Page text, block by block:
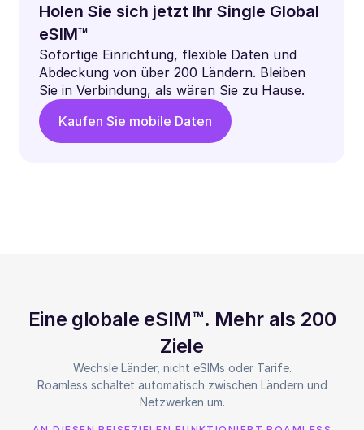
Holen Sie sich jetzt Ihr Single Global
eSIM™
Sofortige Einrichtung, flexible Daten und
Abdeckung von über 200 Ländern. Bleiben
Sie in Verbindung, als wären Sie zu Hause.
Kaufen Sie mobile Daten
Eine globale eSIM™. Mehr als 200
Ziele
Wechsle Länder, nicht eSIMs oder Tarife.
Roamless schaltet automatisch zwischen Ländern und
Netzwerken um.